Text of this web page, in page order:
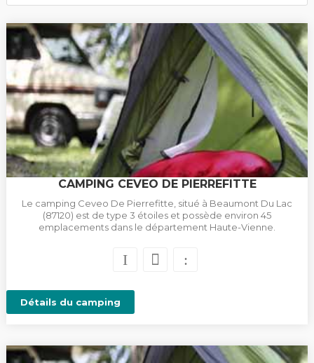
CAMPING CEVEO DE PIERREFITTE
Le camping Ceveo De Pierrefitte, situé à Beaumont Du Lac
(87120) est de type 3 étoiles et possède environ 45
emplacements dans le département Haute-Vienne.
Détails du camping